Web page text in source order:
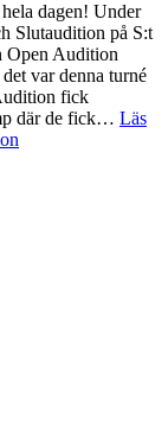
dagen! Under
Slutaudition på S:t
Open Audition
var denna turné
fick
där de fick… Läs